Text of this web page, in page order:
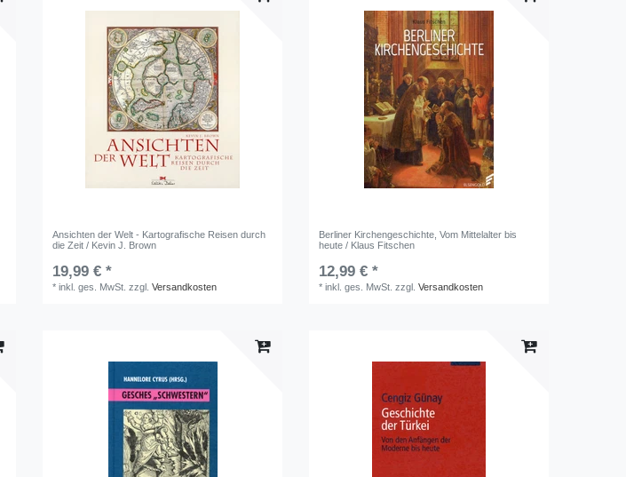
Ansichten der Welt - Kartografische Reisen durch
die Zeit / Kevin J. Brown
19,99 € *
*inkl. ges. MwSt. zzgl.Versandkosten
Berliner Kirchengeschichte, Vom Mittelalter bis
heute / Klaus Fitschen
12,99 € *
*inkl. ges. MwSt. zzgl.Versandkosten